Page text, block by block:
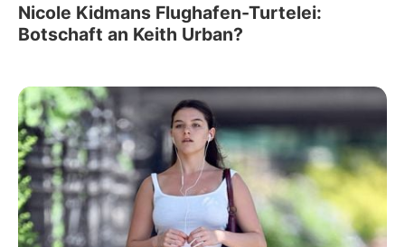
Nicole Kidmans Flughafen-Turtelei:
Botschaft an Keith Urban?